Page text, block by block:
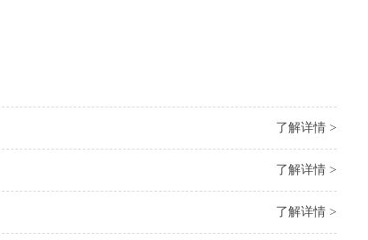
了解详情 >
了解详情 >
了解详情 >